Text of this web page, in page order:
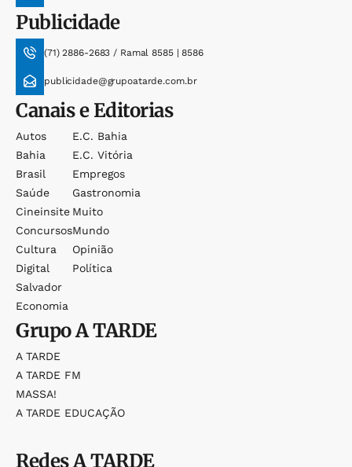
Publicidade
(71) 2886-2683 / Ramal 8585 | 8586
publicidade@grupoatarde.com.br
Canais e Editorias
Autos
Bahia
Brasil
Saúde
Cineinsite
Concursos
Cultura
Digital
Salvador
Economia
E.c. Bahia
E.c. Vitória
Empregos
Gastronomia
Muito
Mundo
Opinião
Política
GrupoA TARDE
A TARDE
A TARDE FM
MASSA!
A TARDE EDUCAÇÃO
RedesA TARDE